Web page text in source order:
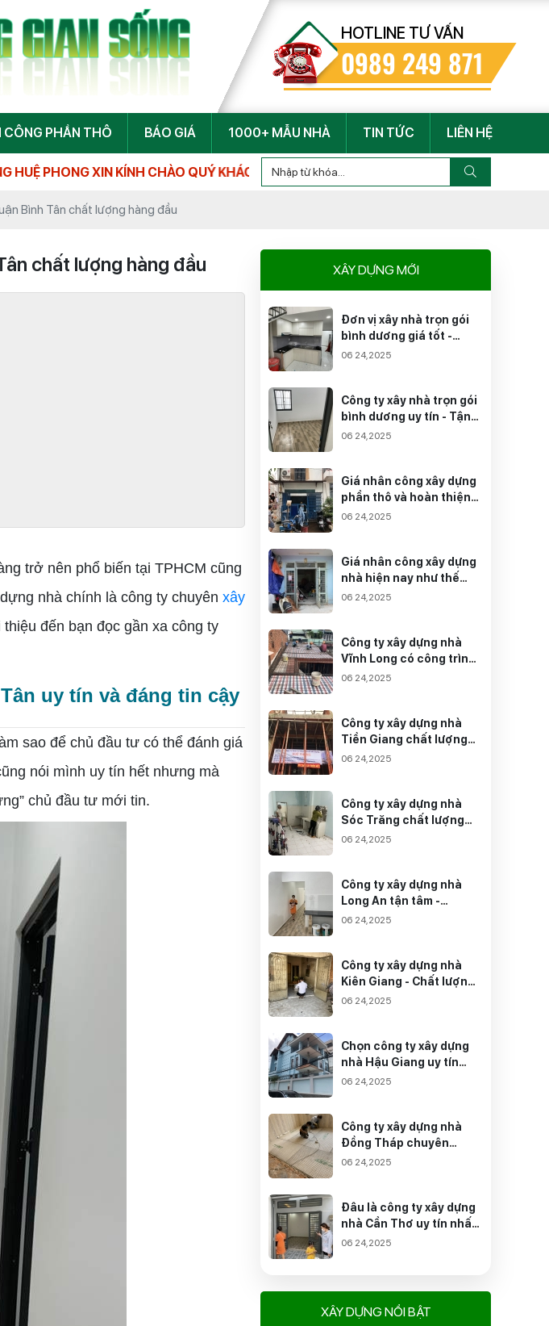
HOTLINE TƯ VẤN
0989 249 871
CÔNG PHẦN THÔ BÁO GIÁ 1000+ MẪU NHÀ TIN TỨC LIÊN HỆ
KÍNH CHÀO QUÝ KHÁCH !
Bình Tân chất lượng hàng đầu
chất lượng hàng đầu
trở nên phổ biến tại TPHCM cũng
nhà chính là công ty chuyên xây
đến bạn đọc gần xa công ty
uy tín và đáng tin cậy
sao để chủ đầu tư có thể đánh giá
nói mình uy tín hết nhưng mà
chủ đầu tư mới tin.
XÂY DỰNG MỚI
Đơn vị xây nhà trọn gói
bình dương giá tốt -
Chuyên nghiệp
06 24,2025
Công ty xây nhà trọn gói
bình dương uy tín - Tận
tâm
06 24,2025
Giá nhân công xây dựng
phần thô và hoàn thiện
mới nhất
06 24,2025
Giá nhân công xây dựng
nhà hiện nay như thế
nào?
06 24,2025
Công ty xây dựng nhà
Vĩnh Long có công trình
chất lượng nhất
06 24,2025
Công ty xây dựng nhà
Tiền Giang chất lượng
tốt nhất
06 24,2025
Công ty xây dựng nhà
Sóc Trăng chất lượng
TOP 1 thị trường
06 24,2025
Công ty xây dựng nhà
Long An tận tâm -
Chuyên nghiệp
06 24,2025
Công ty xây dựng nhà
Kiên Giang - Chất lượng
đến từ tâm
06 24,2025
Chọn công ty xây dựng
nhà Hậu Giang uy tín
nào đảm bảo chất lượng
06 24,2025
Công ty xây dựng nhà
Đồng Tháp chuyên
nghiệp - Tận tâm
06 24,2025
Đâu là công ty xây dựng
nhà Cần Thơ uy tín nhất
mà bạn nên quan tâm?
06 24,2025
XÂY DỰNG NỔI BẬT